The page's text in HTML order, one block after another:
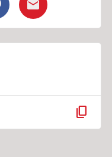
content_copy